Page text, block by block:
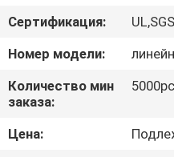
О
НАС
ПУТЕШЕСТВИЕ
ФАБРИКИ
Сертификация:
Номер модели:
Количество мин
заказа:
Цена: